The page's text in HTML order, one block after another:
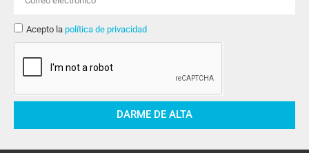
Acepto la política de privacidad
DARME DE ALTA